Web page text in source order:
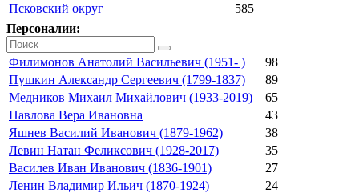
Псковский округ
585
Персоналии:
Филимонов Анатолий Васильевич (1951- )
98
Пушкин Александр Сергеевич (1799-1837)
89
Медников Михаил Михайлович (1933-2019)
65
Павлова Вера Ивановна
43
Яшнев Василий Иванович (1879-1962)
38
Левин Натан Феликсович (1928-2017)
35
Василев Иван Иванович (1836-1901)
27
Ленин Владимир Ильич (1870-1924)
24